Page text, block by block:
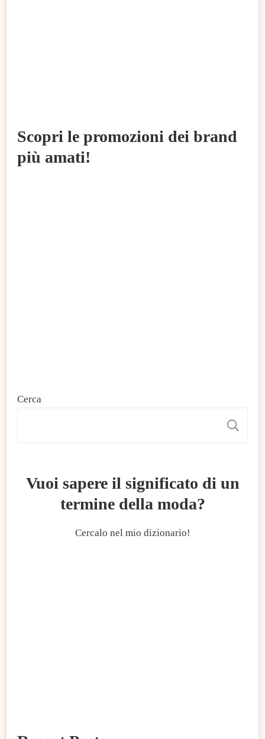
Scopri le promozioni dei brand
più amati!
Cerca
Vuoi sapere il significato di un
termine della moda?
Cercalo nel mio dizionario!